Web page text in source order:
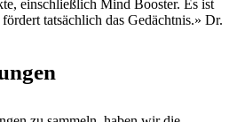
einschließlich Mind Booster. Es ist
tatsächlich das Gedächtnis.» Dr.